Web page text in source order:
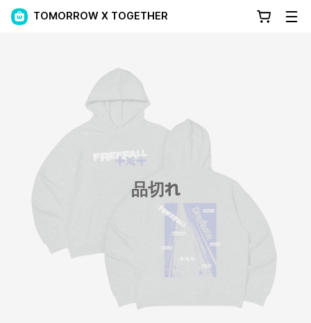
TOMORROW X TOGETHER
品切れ